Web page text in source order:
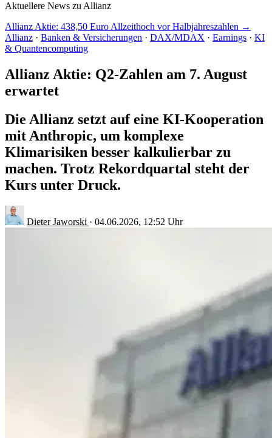
Aktuellere News zu Allianz
Allianz Aktie: 438,50 Euro Allzeithoch vor Halbjahreszahlen →
Allianz · Banken & Versicherungen · DAX/MDAX · Earnings · KI
& Quantencomputing
Allianz Aktie: Q2-Zahlen am 7. August
erwartet
Die Allianz setzt auf eine KI-Kooperation
mit Anthropic, um komplexe
Klimarisiken besser kalkulierbar zu
machen. Trotz Rekordquartal steht der
Kurs unter Druck.
Dieter Jaworski · 04.06.2026, 12:52 Uhr